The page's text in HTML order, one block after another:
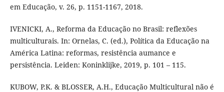
em Educação, v. 26, p. 1151-1167, 2018.
IVENICKI, A., Reforma da Educação no Brasil: reflexões
multiculturais. In: Ornelas, C. (ed.), Política da Educação na
América Latina: reformas, resistência aumance e
persistência. Leiden: Koninklijke, 2019, p. 101 – 115.
KUBOW, P.K. & BLOSSER, A.H., Educação Multicultural não é